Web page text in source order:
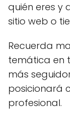
quién eres y
sitio web o
Recuerda
temática en
más
posicionará
profesional.